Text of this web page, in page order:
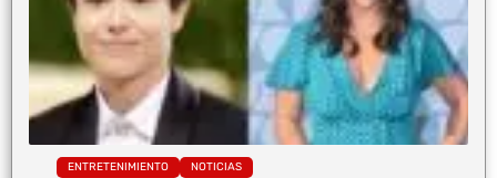
ENTRETENIMIENTO NOTICIAS